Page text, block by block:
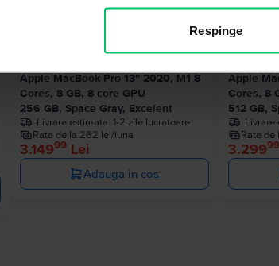
Respinge
Apple MacBook Pro 13″ 2020, M1 8
Cores, 8 GB, 8 core GPU
256 GB, Space Gray, Excelent
Livrare estimata: 1-2 zile lucratoare
Rate de la 262 lei/luna
3.14999Lei
Adauga in cos
Apple
Cores, 8
512 GB,
Livrare
Rate de
3.29999